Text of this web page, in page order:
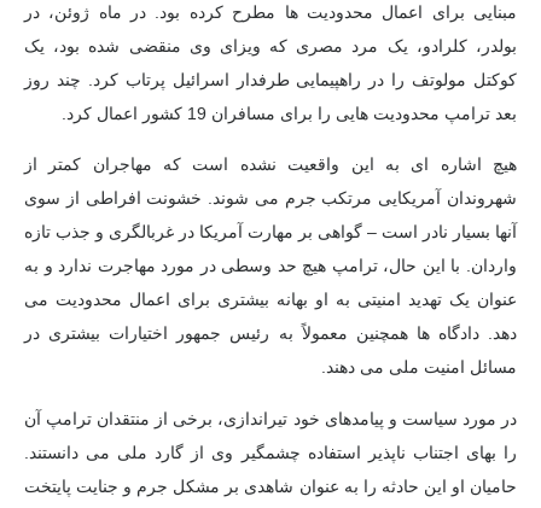
مبنایی برای اعمال محدودیت ها مطرح کرده بود. در ماه ژوئن، در
بولدر، کلرادو، یک مرد مصری که ویزای وی منقضی شده بود، یک
کوکتل مولوتف را در راهپیمایی طرفدار اسرائیل پرتاب کرد. چند روز
بعد ترامپ محدودیت هایی را برای مسافران 19 کشور اعمال کرد.
هیچ اشاره ای به این واقعیت نشده است که مهاجران کمتر از
شهروندان آمریکایی مرتکب جرم می شوند. خشونت افراطی از سوی
آنها بسیار نادر است – گواهی بر مهارت آمریکا در غربالگری و جذب تازه
واردان. با این حال، ترامپ هیچ حد وسطی در مورد مهاجرت ندارد و به
عنوان یک تهدید امنیتی به او بهانه بیشتری برای اعمال محدودیت می
دهد. دادگاه ها همچنین معمولاً به رئیس جمهور اختیارات بیشتری در
مسائل امنیت ملی می دهند.
در مورد سیاست و پیامدهای خود تیراندازی، برخی از منتقدان ترامپ آن
را بهای اجتناب ناپذیر استفاده چشمگیر وی از گارد ملی می دانستند.
حامیان او این حادثه را به عنوان شاهدی بر مشکل جرم و جنایت پایتخت